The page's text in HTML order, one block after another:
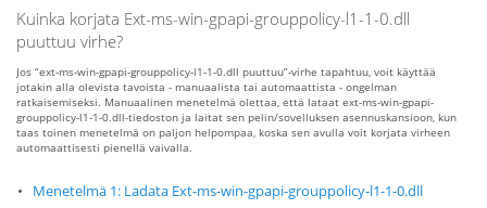
Kuinka korjata Ext-ms-win-gpapi-grouppolicy-l1-1-0.dll
puuttuu virhe?
Jos “ext-ms-win-gpapi-grouppolicy-l1-1-0.dll puuttuu”-virhe tapahtuu, voit käyttää
jotakin alla olevista tavoista - manuaalista tai automaattista - ongelman
ratkaisemiseksi. Manuaalinen menetelmä olettaa, että lataat ext-ms-win-gpapi-
grouppolicy-l1-1-0.dll-tiedoston ja laitat sen pelin/sovelluksen asennuskansioon, kun
taas toinen menetelmä on paljon helpompaa, koska sen avulla voit korjata virheen
automaattisesti pienellä vaivalla.
Menetelmä 1: Ladata Ext-ms-win-gpapi-grouppolicy-l1-1-0.dll